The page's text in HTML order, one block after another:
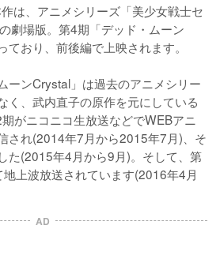
は、アニメシリーズ「美少女戦士セ
劇場版。第4期「デッド・ムーン
おり、前後編で上映されます。
ーンCrystal」は過去のアニメシリー
く、武内直子の原作を元にしている
がニコニコ生放送などでWEBアニ
され(2014年7月から2015年7月)、そ
た(2015年4月から9月)。そして、第
上波放送されています(2016年4月
AD